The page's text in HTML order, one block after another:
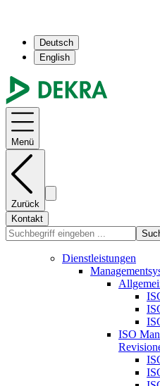
Deutsch
English
Menü
Zurück
Kontakt
Dienstleistungen
ISO